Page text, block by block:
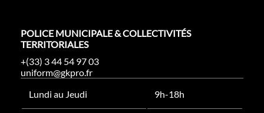
POLICE MUNICIPALE & COLLECTIVITÉS
TERRITORIALES
+(33) 3 44 54 97 03
uniform@gkpro.fr
Lundi au Jeudi
9h-18h